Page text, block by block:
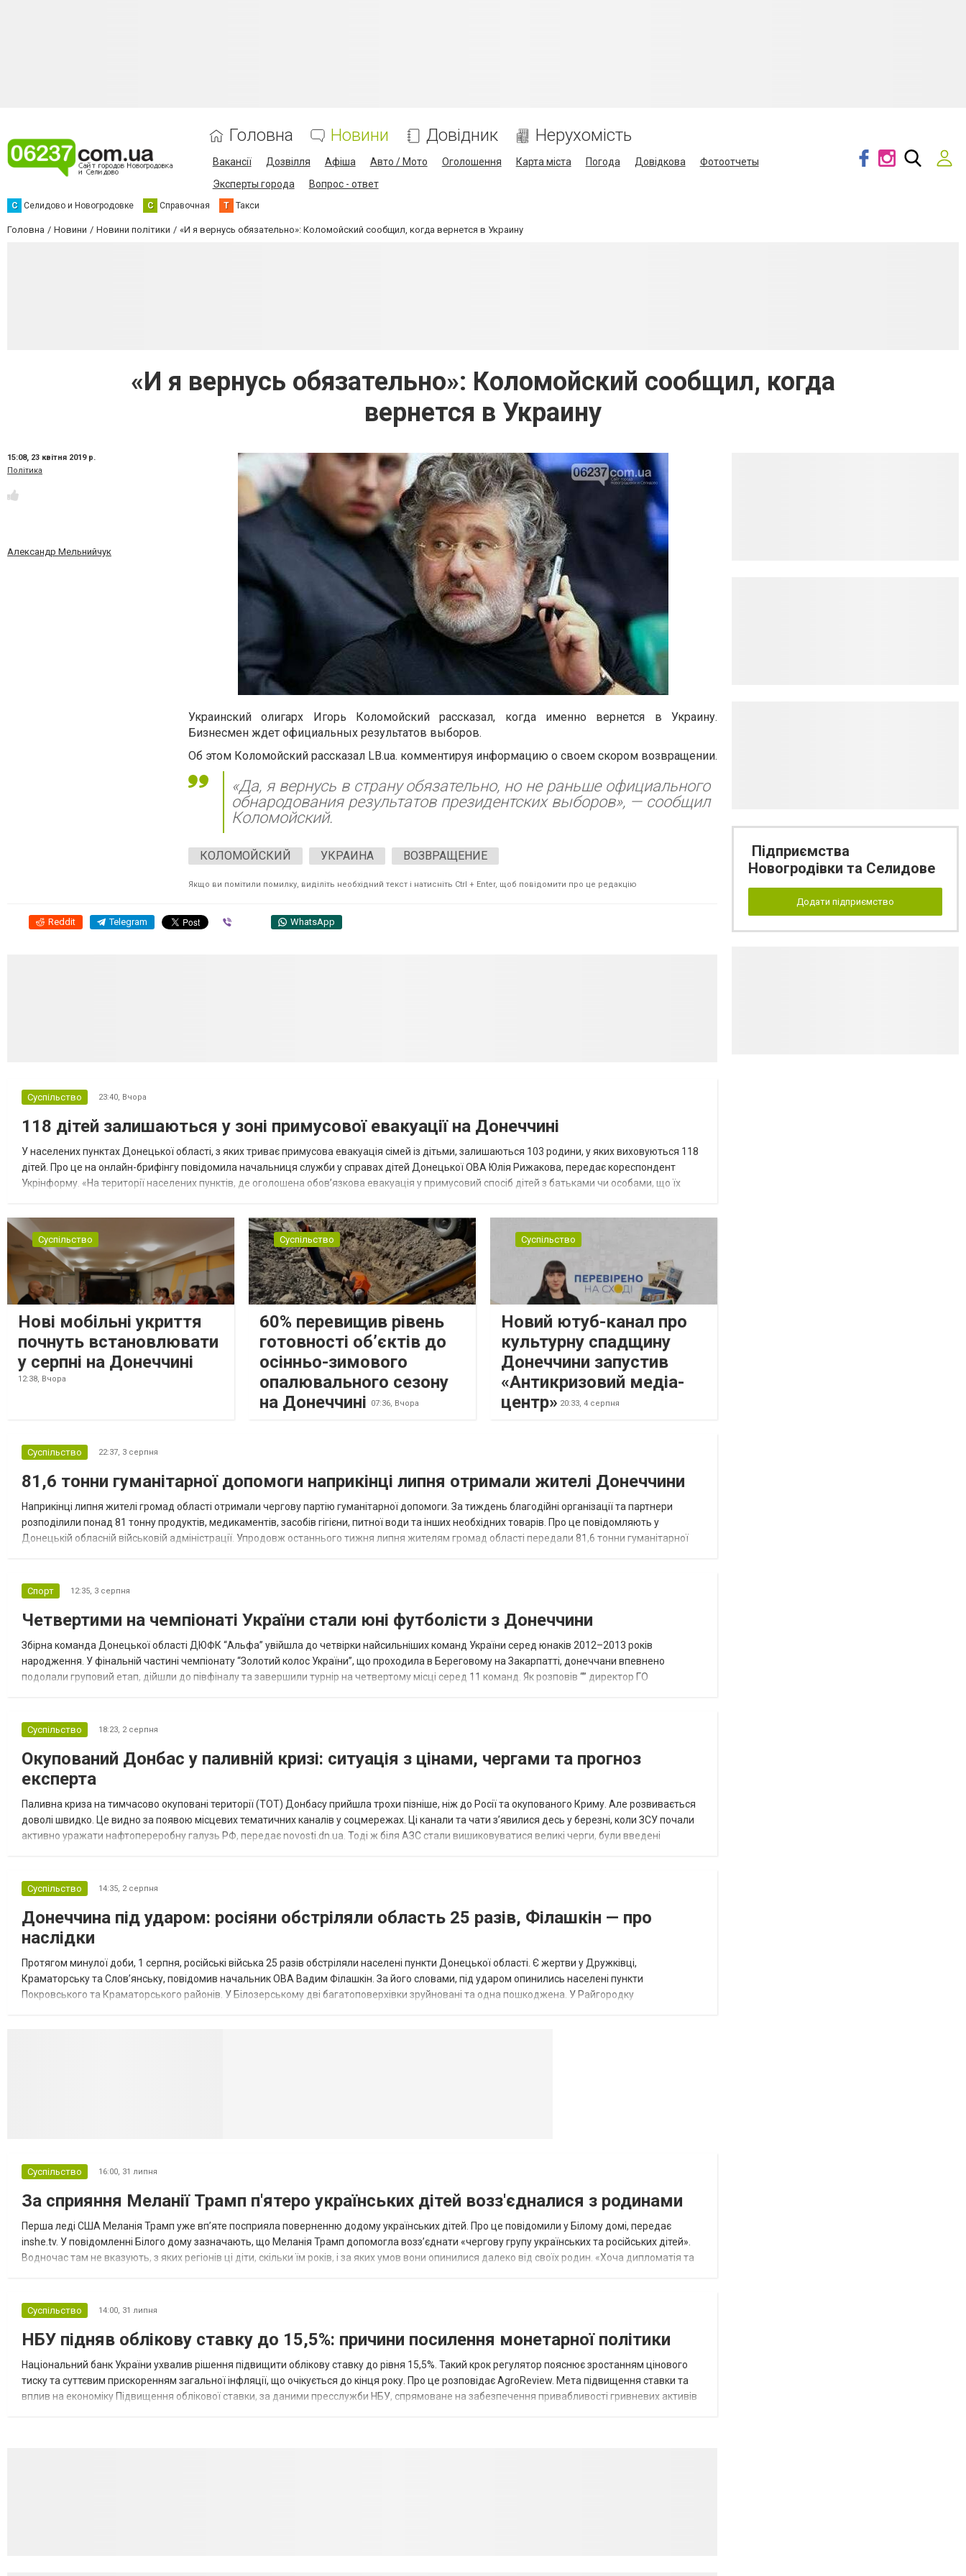
Головна Новини Довідник Нерухомість
Вакансії Дозвілля Афіша Авто / Мото Оголошення Карта міста Погода Довідкова
Фотоотчеты
Эксперты города
Вопрос - ответ
С Селидово и Новогродовке С Справочная Т Такси
Головна Новини Новини політики «И я вернусь обязательно»: Коломойский сообщил, когда вернется в Украину
«И я вернусь обязательно»: Коломойский сообщил, когда
вернется в Украину
15:08, 23 квітня 2019 р.
Політика
Александр Мельнийчук
Украинский олигарх Игорь Коломойский рассказал, когда именно вернется в Украину.
Бизнесмен ждет официальных результатов выборов.
Об этом Коломойский рассказал LB.ua. комментируя информацию о своем скором возвращении.
«Да, я вернусь в страну обязательно, но не раньше официального
обнародования результатов президентских выборов», — сообщил
Коломойский.
КОЛОМОЙСКИЙ УКРАИНА ВОЗВРАЩЕНИЕ
Якщо ви помітили помилку, виділіть необхідний текст і натисніть Ctrl + Enter, щоб повідомити про це редакцію
Reddit Telegram WhatsApp
Суспільство 23:40, Вчора
118 дітей залишаються у зоні примусової евакуації на Донеччині
У населених пунктах Донецької області, з яких триває примусова евакуація сімей із дітьми, залишаються 103 родини, у яких виховуються 118
дітей. Про це на онлайн-брифінгу повідомила начальниця служби у справах дітей Донецької ОВА Юлія Рижакова, передає кореспондент
Укрінформу. «На території населених пунктів, де оголошена обов’язкова евакуація у примусовий спосіб дітей з батьками чи особами, що їх
Суспільство
Нові мобільні укриття
почнуть встановлювати
у серпні на Донеччині
12:38, Вчора
Суспільство
60% перевищив рівень
готовності об’єктів до
осінньо-зимового
опалювального сезону
на Донеччині
07:36, Вчора
Суспільство
Новий ютуб-канал про
культурну спадщину
Донеччини запустив
«Антикризовий медіа-
центр» 20:33, 4 серпня
Суспільство 22:37, 3 серпня
81,6 тонни гуманітарної допомоги наприкінці липня отримали жителі Донеччини
Наприкінці липня жителі громад області отримали чергову партію гуманітарної допомоги. За тиждень благодійні організації та партнери
розподілили понад 81 тонну продуктів, медикаментів, засобів гігієни, питної води та інших необхідних товарів. Про це повідомляють у
Донецькій обласній військовій адміністрації. Упродовж останнього тижня липня жителям громад області передали 81,6 тонни гуманітарної
Спорт 12:35, 3 серпня
Четвертими на чемпіонаті України стали юні футболісти з Донеччини
Збірна команда Донецької області ДЮФК “Альфа” увійшла до четвірки найсильніших команд України серед юнаків 2012–2013 років
народження. У фінальній частині чемпіонату “Золотий колос України”, що проходила в Береговому на Закарпатті, донеччани впевнено
подолали груповий етап, дійшли до півфіналу та завершили турнір на четвертому місці серед 11 команд. Як розповів “” директор ГО
Суспільство 18:23, 2 серпня
Окупований Донбас у паливній кризі: ситуація з цінами, чергами та прогноз
експерта
Паливна криза на тимчасово окуповані території (ТОТ) Донбасу прийшла трохи пізніше, ніж до Росії та окупованого Криму. Але розвивається
доволі швидко. Це видно за появою місцевих тематичних каналів у соцмережах. Ці канали та чати з’явилися десь у березні, коли ЗСУ почали
активно уражати нафтопереробну галузь РФ, передає novosti.dn.ua. Тоді ж біля АЗС стали вишиковуватися великі черги, були введені
Суспільство 14:35, 2 серпня
Донеччина під ударом: росіяни обстріляли область 25 разів, Філашкін — про
наслідки
Протягом минулої доби, 1 серпня, російські війська 25 разів обстріляли населені пункти Донецької області. Є жертви у Дружківці,
Краматорську та Слов’янську, повідомив начальник ОВА Вадим Філашкін. За його словами, під ударом опинились населені пункти
Покровського та Краматорського районів. У Білозерському дві багатоповерхівки зруйновані та одна пошкоджена. У Райгородку
Суспільство 16:00, 31 липня
За сприяння Меланії Трамп п'ятеро українських дітей возз'єдналися з родинами
Перша леді США Меланія Трамп уже впʼяте посприяла поверненню додому українських дітей. Про це повідомили у Білому домі, передає
inshe.tv. У повідомленні Білого дому зазначають, що Меланія Трамп допомогла возз’єднати «чергову групу українських та російських дітей».
Водночас там не вказують, з яких регіонів ці діти, скільки їм років, і за яких умов вони опинилися далеко від своїх родин. «Хоча дипломатія та
Суспільство 14:00, 31 липня
НБУ підняв облікову ставку до 15,5%: причини посилення монетарної політики
Національний банк України ухвалив рішення підвищити облікову ставку до рівня 15,5%. Такий крок регулятор пояснює зростанням цінового
тиску та суттєвим прискоренням загальної інфляції, що очікується до кінця року. Про це розповідає AgroReview. Мета підвищення ставки та
вплив на економіку Підвищення облікової ставки, за даними пресслужби НБУ, спрямоване на забезпечення привабливості гривневих активів
Підприємства
Новогродівки та Селидове
Додати підприємство